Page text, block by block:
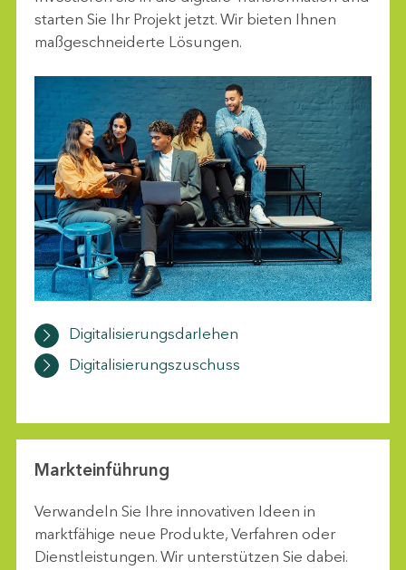
starten Sie Ihr Projekt jetzt. Wir bieten Ihnen
maßgeschneiderte Lösungen.
Digitalisierungsdarlehen
Digitalisierungszuschuss
Markteinführung
Verwandeln Sie Ihre innovativen Ideen in
marktfähige neue Produkte, Verfahren oder
Dienstleistungen. Wir unterstützen Sie dabei.